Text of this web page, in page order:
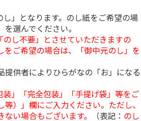
」となります。のし紙をご希望の場
選んでください。
し不要」とさせていただきますの
ご希望の場合は、「御中元のし」を
供者によりひらがなの「お」になる
装」「完全包装」「手提げ袋」等をご
）」欄にご入力ください。ただし、
い場合もございます。
（表記： のし